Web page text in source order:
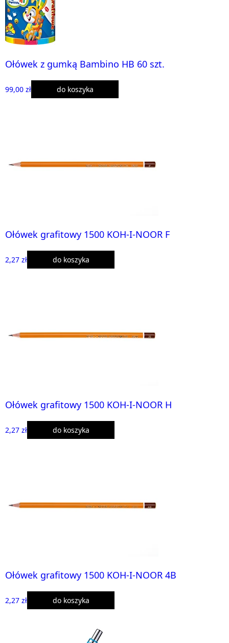
Ołówek z gumką Bambino HB 60 szt.
99,00 zł do koszyka
Ołówek grafitowy 1500 KOH-I-NOOR F
2,27 zł do koszyka
Ołówek grafitowy 1500 KOH-I-NOOR H
2,27 zł do koszyka
Ołówek grafitowy 1500 KOH-I-NOOR 4B
2,27 zł do koszyka